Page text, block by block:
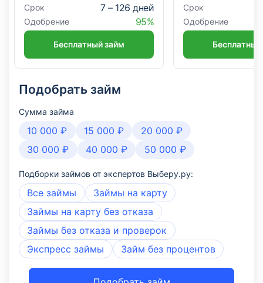
Срок 7 – 126 дней
Одобрение 95%
Бесплатный займ
Срок
Одобрение
Подобрать займ
Сумма займа
10 000 ₽ 15 000 ₽
20 000 ₽
30 000 ₽
40 000 ₽ 50 000 ₽
Подборки займов от экспертов Выберу.ру:
Все займы
Займы на карту
Займы на карту без отказа
Займы без отказа и проверок
Экспресс займы
Займ без процентов